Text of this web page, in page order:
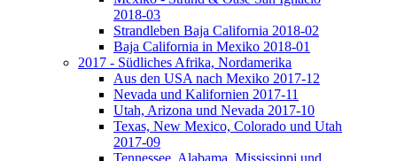
2018-03
Strandleben Baja California 2018-02
Baja California in Mexiko 2018-01
2017 - Südliches Afrika, Nordamerika
Aus den USA nach Mexiko 2017-12
Nevada und Kalifornien 2017-11
Utah, Arizona und Nevada 2017-10
Texas, New Mexico, Colorado und Utah
2017-09
Tennessee, Alabama, Mississippi und